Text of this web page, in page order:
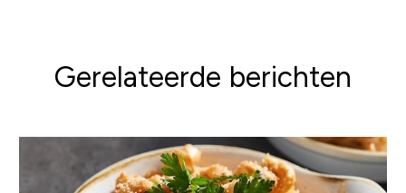
Gerelateerde berichten